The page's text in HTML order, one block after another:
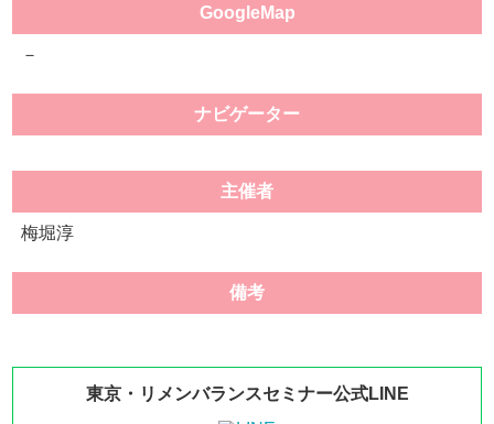
GoogleMap
－
ナビゲーター
主催者
梅堀淳
備考
東京・リメンバランスセミナー公式LINE